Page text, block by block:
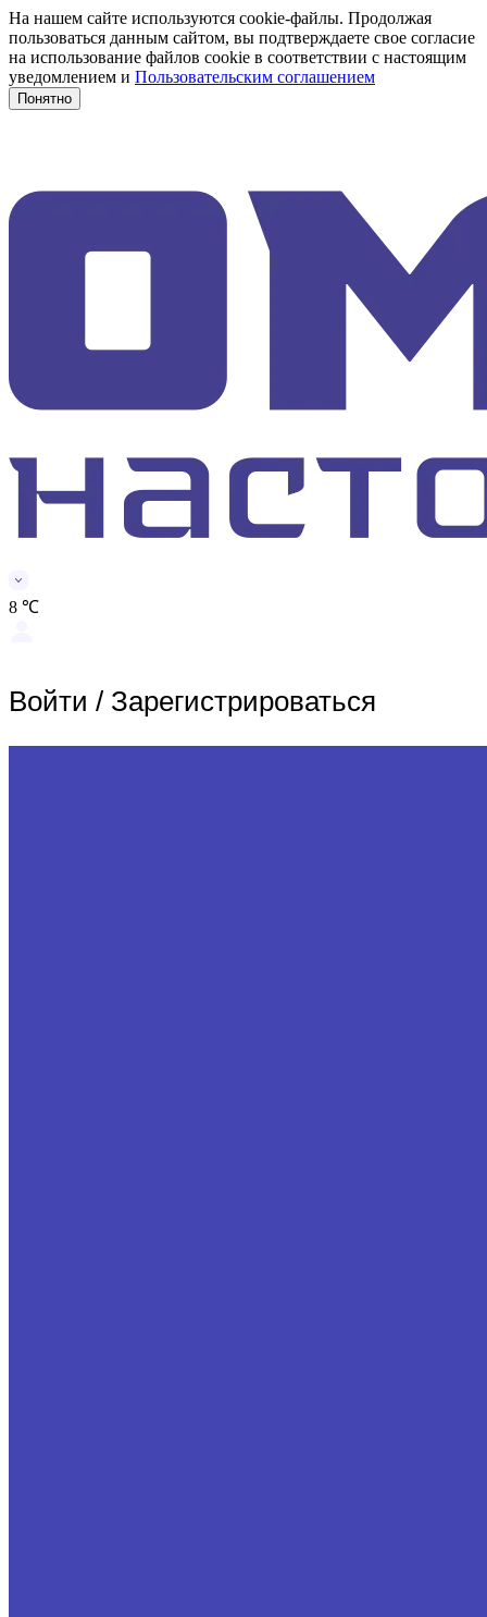
На нашем сайте используются cookie-файлы. Продолжая
пользоваться данным сайтом, вы подтверждаете свое согласие
на использование файлов cookie в соответствии с настоящим
уведомлением и Пользовательским соглашением
Понятно
8 ℃
Войти / Зарегистрироваться